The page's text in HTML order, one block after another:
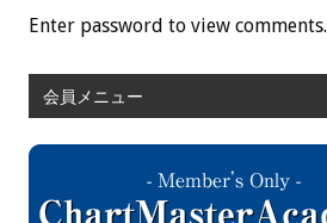
Enter password to view comments.
会員メニュー